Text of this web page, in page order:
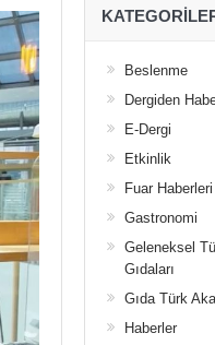
Beslenme
Dergiden
E-Dergi
Etkinlik
Fuar Haberleri
Gastronomi
Geleneksel
Gıdaları
Gıda Türk
Haberler